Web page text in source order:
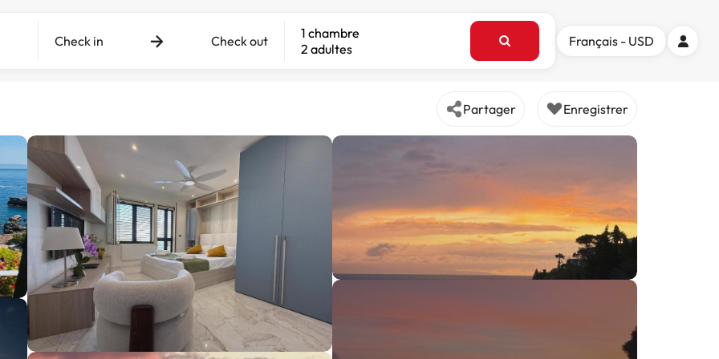
Check in Check out
1 chambre
2 adultes
Français - USD
Partager Enregistrer